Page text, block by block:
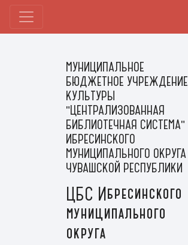
МУНИЦИПАЛЬНОЕ
БЮДЖЕТНОЕ УЧРЕЖДЕНИЕ
КУЛЬТУРЫ
"ЦЕНТРАЛИЗОВАННАЯ
БИБЛИОТЕЧНАЯ СИСТЕМА"
ИБРЕСИНСКОГО
МУНИЦИПАЛЬНОГО ОКРУГА
ЧУВАШСКОЙ РЕСПУБЛИКИ
ЦБС Ибресинского
муниципального
округа